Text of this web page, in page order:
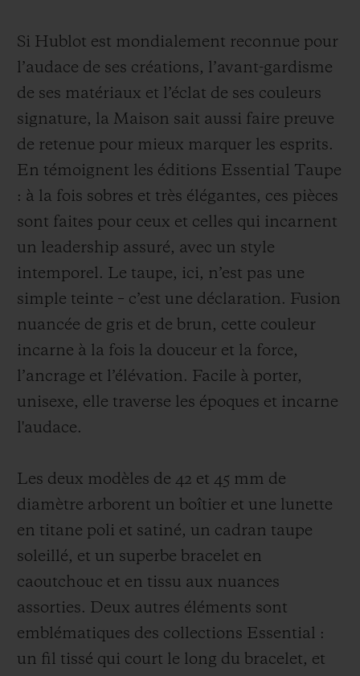
Si Hublot est mondialement reconnue pour
l’audace de ses créations, l’avant-gardisme
de ses matériaux et l’éclat de ses couleurs
signature, la Maison sait aussi faire preuve
de retenue pour mieux marquer les esprits.
En témoignent les éditions Essential Taupe
: à la fois sobres et très élégantes, ces pièces
sont faites pour ceux et celles qui incarnent
un leadership assuré, avec un style
intemporel. Le taupe, ici, n’est pas une
simple teinte – c’est une déclaration. Fusion
nuancée de gris et de brun, cette couleur
incarne à la fois la douceur et la force,
l’ancrage et l’élévation. Facile à porter,
unisexe, elle traverse les époques et incarne
l'audace.
Les deux modèles de 42 et 45 mm de
diamètre arborent un boîtier et une lunette
en titane poli et satiné, un cadran taupe
soleillé, et un superbe bracelet en
caoutchouc et en tissu aux nuances
assorties. Deux autres éléments sont
emblématiques des collections Essential :
un fil tissé qui court le long du bracelet, et
TROUVER UNE BOUTIQUE